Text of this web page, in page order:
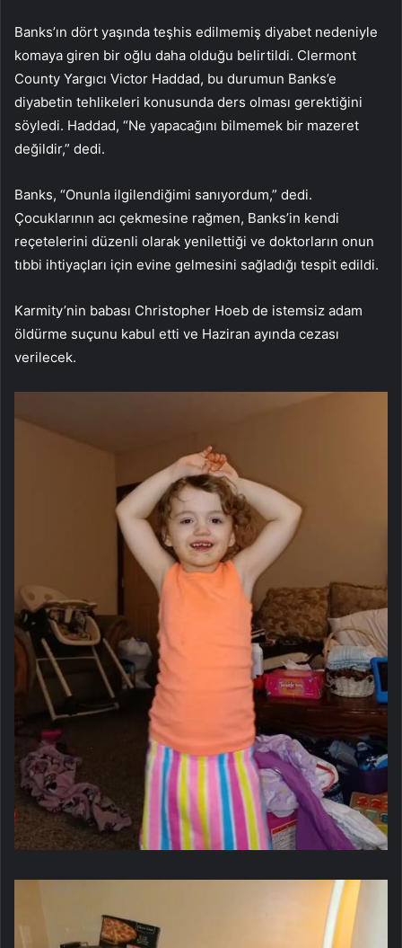
Banks’ın dört yaşında teşhis edilmemiş diyabet nedeniyle
komaya giren bir oğlu daha olduğu belirtildi. Clermont
County Yargıcı Victor Haddad, bu durumun Banks’e
diyabetin tehlikeleri konusunda ders olması gerektiğini
söyledi. Haddad, “Ne yapacağını bilmemek bir mazeret
değildir,” dedi.
Banks, “Onunla ilgilendiğimi sanıyordum,” dedi.
Çocuklarının acı çekmesine rağmen, Banks’in kendi
reçetelerini düzenli olarak yenilettiği ve doktorların onun
tıbbi ihtiyaçları için evine gelmesini sağladığı tespit edildi.
Karmity’nin babası Christopher Hoeb de istemsiz adam
öldürme suçunu kabul etti ve Haziran ayında cezası
verilecek.